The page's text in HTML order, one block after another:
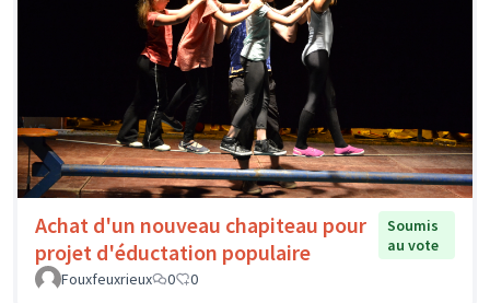
Achat d'un nouveau chapiteau pour
projet d'éductation populaire
Soumis
au vote
Fouxfeuxrieux
0 0